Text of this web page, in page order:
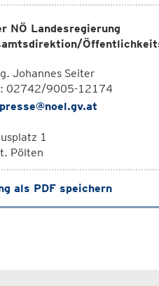
NÖ Landesregierung
Johannes Seiter
02742/9005-12174
presse@noel.gv.at
1
Pölten
als PDF speichern